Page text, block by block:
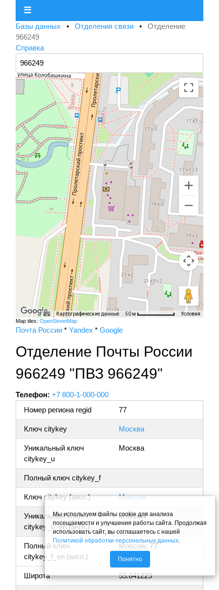
☰
Базы данных • Отделения связи • Отделение
966249
Справка
Картографические данные 50 м Условия
Map tiles: OpenStreetMap
Почта России * Yandex * Google
Отделение Почты России
966249 "ПВЗ 966249"
Телефон: +7 800-1-000-000
Номер региона regid
77
Ключ citykey Москва
Уникальный ключ
citykey_u
Москва
Полный ключ citykey_f
Ключ citykey (англ.) Moscow
Уникальный ключ
citykey_u_en (англ.)
Moscow
Полный ключ
citykey_f_en (англ.)
Moscow, 77
Широта 55.641229
Мы используем файлы cookie для анализа
посещаемости и улучшения работы сайта. Продолжая
использовать сайт, вы соглашаетесь с нашей
Политикой обработки персональных данных
Понятно